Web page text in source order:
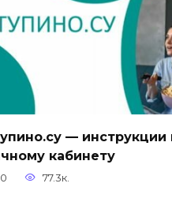
— инструкции
кабинету
0 77.3к.